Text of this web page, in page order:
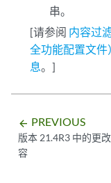
串。
[请参阅 内容过
全功能配置文件
息。]
arrow_backward PREVIOUS
版本 21.4R3 中的更
容